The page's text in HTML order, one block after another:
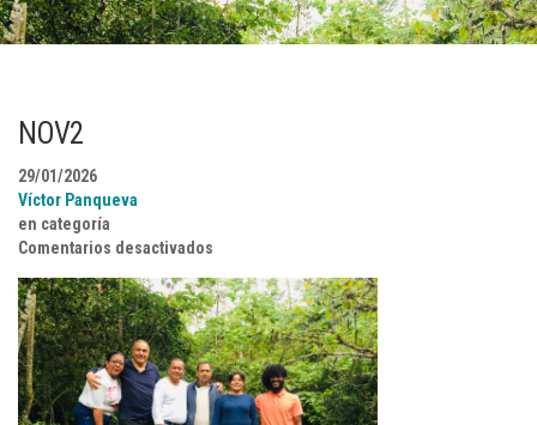
NOV2
29/01/2026
Víctor Panqueva
en categoría
Comentarios desactivados